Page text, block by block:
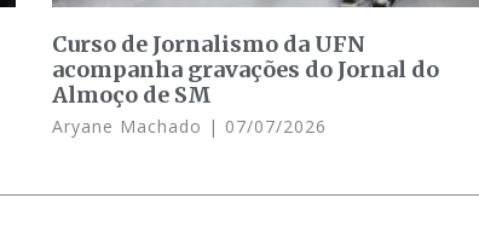
Curso de Jornalismo da UFN
acompanha gravações do Jornal do
Almoço de SM
Aryane Machado 07/07/2026